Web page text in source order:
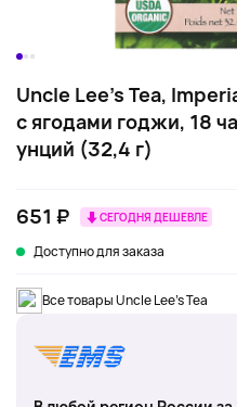
Uncle Lee's Tea,
с ягодами годжи, 18
унций (32,4 г)
651 ₽ СЕГОДНЯ ДЕШЕВЛЕ
Доступно для заказа
Все товары Uncle Lee's Tea